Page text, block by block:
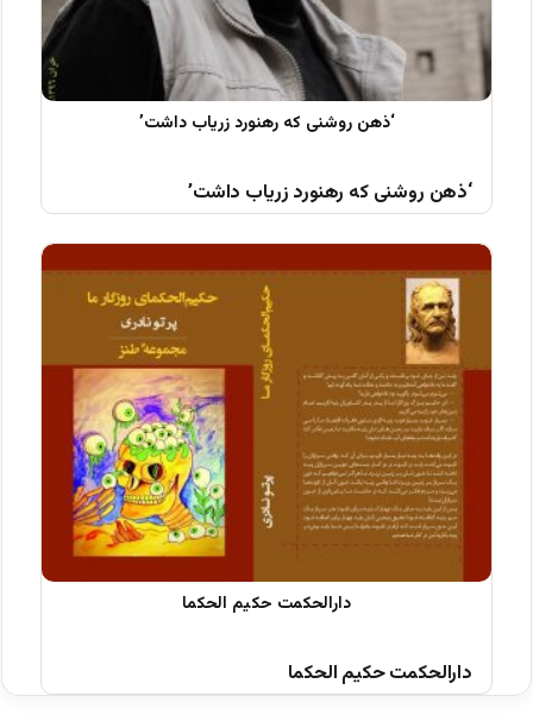
‘ذهن روشنی که رهنورد زریاب داشت’
دارالحکمت حکیم الحکما